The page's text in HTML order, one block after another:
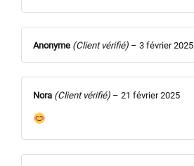
Anonyme (Client vérifié) – 3 février 2025
Nora (Client vérifié) – 21 février 2025